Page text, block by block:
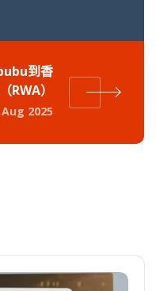
到香
RWA）
Aug 2025